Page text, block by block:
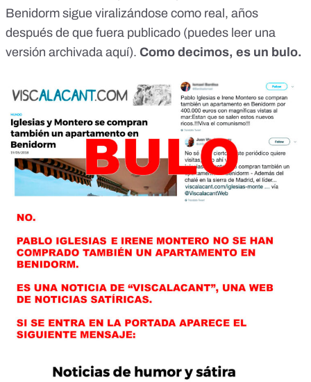
Benidorm sigue viralizándose como real, años
después de que fuera publicado (puedes leer una
versión archivada aquí). Como decimos, es un bulo.